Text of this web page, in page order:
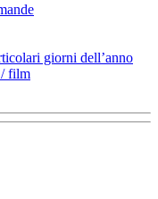
giorni dell’anno
film